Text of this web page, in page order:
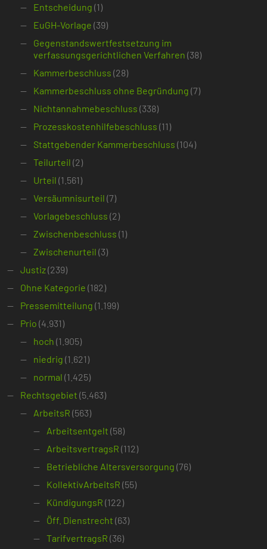
Entscheidung (1)
EuGH-Vorlage (39)
Gegenstandswertfestsetzung im
verfassungsgerichtlichen Verfahren (38)
Kammerbeschluss (28)
Kammerbeschluss ohne Begründung (7)
Nichtannahmebeschluss (338)
Prozesskostenhilfebeschluss (11)
Stattgebender Kammerbeschluss (104)
Teilurteil (2)
Urteil (1.561)
Versäumnisurteil (7)
Vorlagebeschluss (2)
Zwischenbeschluss (1)
Zwischenurteil (3)
Justiz(239)
Ohne Kategorie (182)
Pressemitteilung (1.199)
Prio (4.931)
hoch (1.905)
niedrig (1.621)
normal (1.425)
Rechtsgebiet (5.463)
ArbeitsR (563)
Arbeitsentgelt (58)
ArbeitsvertragsR (112)
Betriebliche Altersversorgung (76)
KollektivArbeitsR (55)
KündigungsR (122)
Öff. Dienstrecht (63)
TarifvertragsR (36)